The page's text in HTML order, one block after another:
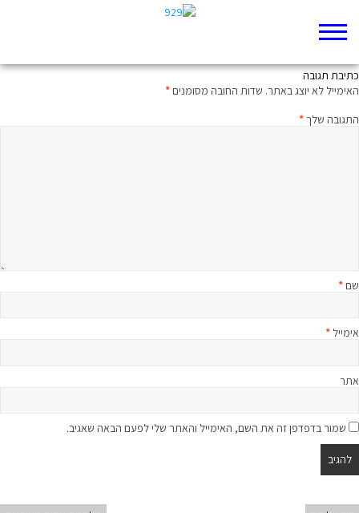
כתיבת תגובה
האימייל לא יוצג באתר. שדות החובה מסומנים*
התגובה שלך*
שם*
אימייל *
אתר
שמור בדפדפן זה את השם, האימייל והאתר שלי לפעם הבאה שאגיב.